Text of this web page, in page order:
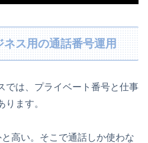
ス用の通話番号運用
では、プライベート番号と仕事
ます。
高い。そこで通話しか使わな